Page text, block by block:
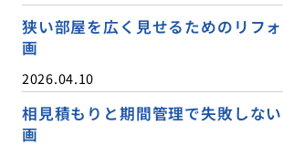
狭い部屋を広く見せるためのリフ
画
2026.04.10
相見積もりと期間管理で失敗しな
画